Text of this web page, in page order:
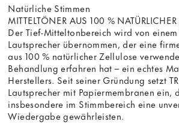
Natürliche Stimmen
MITTELTÖNER AUS 100 %
Der Tief-Mitteltonbereich wird von einem
Lautsprecher übernommen, der eine
aus 100 % natürlicher Zellulose
Behandlung erfahren hat – ein echtes
Herstellers. Seit seiner Gründung setzt
Lautsprecher mit Papiermembranen ein,
insbesondere im Stimmbereich eine
Wiedergabe gewährleisten.